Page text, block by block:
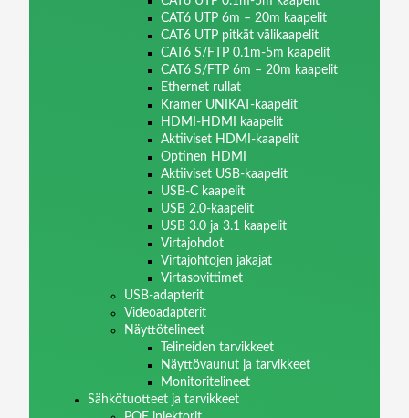
CAT6 UTP 6m – 20m kaapelit
CAT6 UTP pitkät välikaapelit
CAT6 S/FTP 0.1m-5m kaapelit
CAT6 S/FTP 6m – 20m kaapelit
Ethernet rullat
Kramer UNIKAT-kaapelit
HDMI-HDMI kaapelit
Aktiiviset HDMI-kaapelit
Optinen HDMI
Aktiiviset USB-kaapelit
USB-C kaapelit
USB 2.0-kaapelit
USB 3.0 ja 3.1 kaapelit
Virtajohdot
Virtajohtojen jakajat
Virtasovittimet
USB-adapterit
Videoadapterit
Näyttötelineet
Telineiden tarvikkeet
Näyttövaunut ja tarvikkeet
Monitoritelineet
Sähkötuotteet ja tarvikkeet